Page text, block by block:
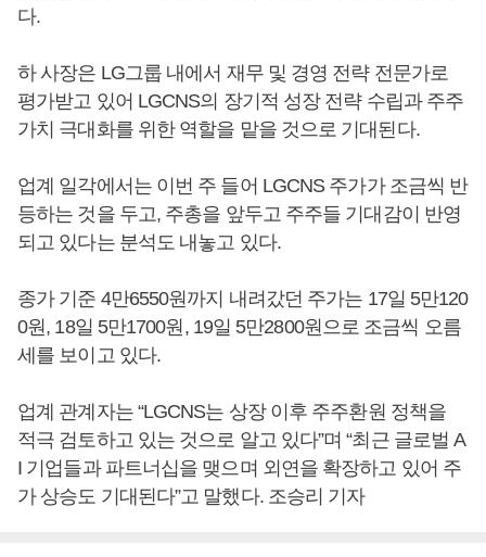
다.
하 사장은 LG그룹 내에서 재무 및 경영 전략 전문가로
평가받고 있어 LGCNS의 장기적 성장 전략 수립과 주주
가치 극대화를 위한 역할을 맡을 것으로 기대된다.
업계 일각에서는 이번 주 들어 LGCNS 주가가 조금씩 반
등하는 것을 두고, 주총을 앞두고 주주들 기대감이 반영
되고 있다는 분석도 내놓고 있다.
종가 기준 4만6550원까지 내려갔던 주가는 17일 5만120
0원, 18일 5만1700원, 19일 5만2800원으로 조금씩 오름
세를 보이고 있다.
업계 관계자는 “LGCNS는 상장 이후 주주환원 정책을
적극 검토하고 있는 것으로 알고 있다”며 “최근 글로벌 A
I 기업들과 파트너십을 맺으며 외연을 확장하고 있어 주
가 상승도 기대된다”고 말했다. 조승리 기자